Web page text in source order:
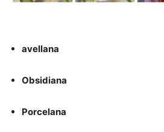
avellana
Obsidiana
Porcelana